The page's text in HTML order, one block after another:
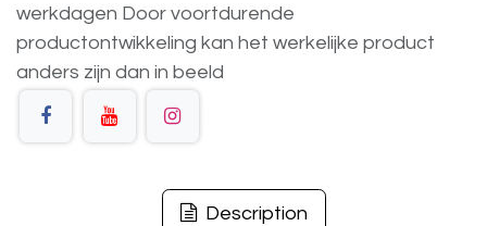
werkdagen Door voortdurende
productontwikkeling kan het werkelijke product
anders zijn dan in beeld
Description